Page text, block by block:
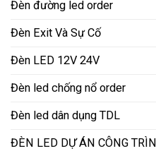
Đèn đường led order
Đèn Exit Và Sự Cố
Đèn LED 12V 24V
Đèn led chống nổ order
Đèn led dân dụng TDL
ĐÈN LED DỰ ÁN CÔNG